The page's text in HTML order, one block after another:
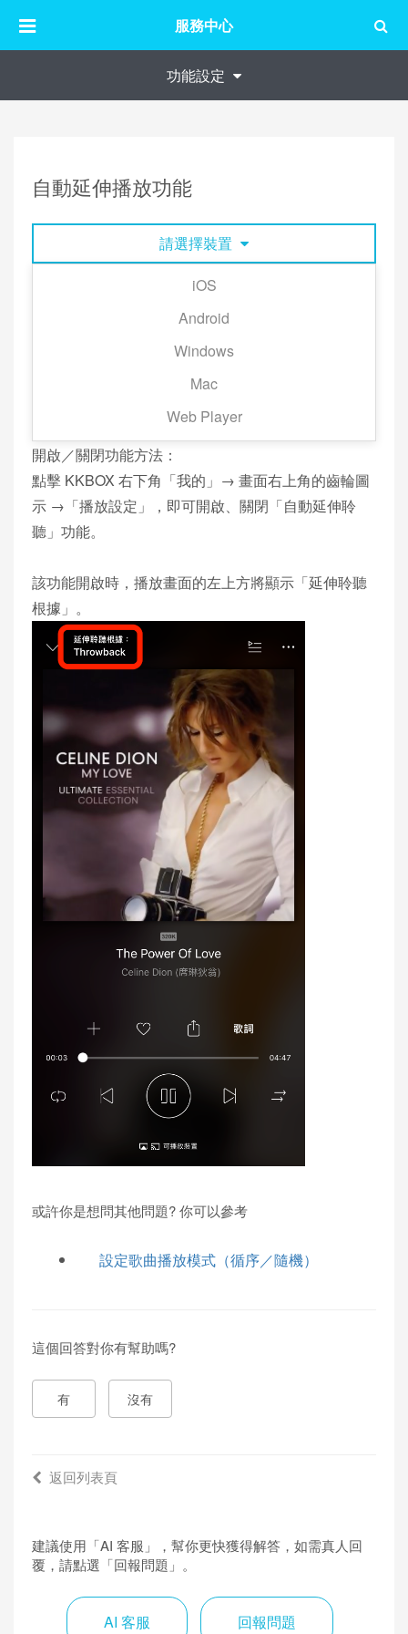
服務中心
功能設定
自動延伸播放功能
請選擇裝置
iOS
Android
Windows
Mac
Web Player
曲自然（註）播放完畢後，系統將會自動接續播放相
似的推薦歌曲，讓你享受音樂不間斷的服務！
註：點擊「下一首」並不會觸發自動延伸播放聆聽功
開啟／關閉功能方法：
點擊 KKBOX 右下角「我的」→ 畫面右上角的齒輪圖
示 →「播放設定」，即可開啟、關閉「自動延伸聆
聽」功能。
該功能開啟時，播放畫面的左上方將顯示「延伸聆聽
根據」。
或許你是想問其他問題? 你可以參考
設定歌曲播放模式（循序／隨機）
這個回答對你有幫助嗎?
有 沒有
返回列表頁
建議使用「AI 客服」，幫你更快獲得解答，如需真人回
覆，請點選「回報問題」。
AI 客服 回報問題